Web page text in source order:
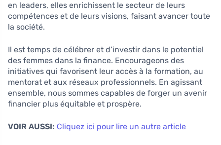
en leaders, elles enrichissent le secteur de leurs
compétences et de leurs visions, faisant avancer toute
la société.
Il est temps de célébrer et d’investir dans le potentiel
des femmes dans la finance. Encourageons des
initiatives qui favorisent leur accès à la formation, au
mentorat et aux réseaux professionnels. En agissant
ensemble, nous sommes capables de forger un avenir
financier plus équitable et prospère.
VOIR AUSSI: Cliquez ici pour lire un autre article